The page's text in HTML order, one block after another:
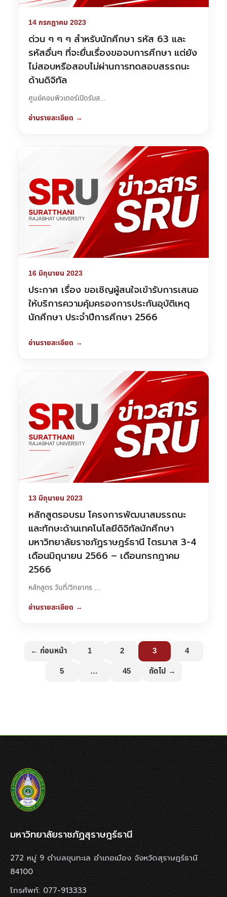
14 กรกฎาคม 2023
ด่วน ๆ ๆ ๆ สำหรับนักศึกษา รหัส 63 และ
รหัสอื่นๆ ที่จะยื่นเรื่องขอจบการศึกษา แต่ยัง
ไม่สอบหรือสอบไม่ผ่านการทดสอบสรรถนะ
ด้านดิจิทัล
ศูนย์คอมพิวเตอร์เปิดรับส...
อ่านรายละเอียด →
16 มิถุนายน 2023
ประกาศ เรื่อง ขอเชิญผู้สนใจเข้ารับการเสนอ
ให้บริการความคุ้มครองการประกันอุบัติเหตุ
นักศึกษา ประจำปีการศึกษา 2566
อ่านรายละเอียด →
13 มิถุนายน 2023
หลักสูตรอบรม โครงการพัฒนาสมรรถนะ
และทักษะด้านเทคโนโลยีดิจิทัลนักศึกษา
มหาวิทยาลัยราชภัฏราษฎร์ธานี ไตรมาส 3-4
เดือนมิถุนายน 2566 – เดือนกรกฎาคม
2566
หลักสูตร วันที่/วิทยากร ...
อ่านรายละเอียด →
← ก่อนหน้า 1 2 3
4
5
… 45 ถัดไป →
มหาวิทยาลัยราชภัฏสุราษฎร์ธานี
272 หมู่ 9 ตำบลขุนทะเล อำเภอเมือง จังหวัดสุราษฎร์ธานี
84100
โทรศัพท์: 077-913333